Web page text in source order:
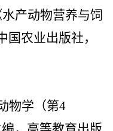
水产动物营养与饲
国农业出版社，
物学（第4